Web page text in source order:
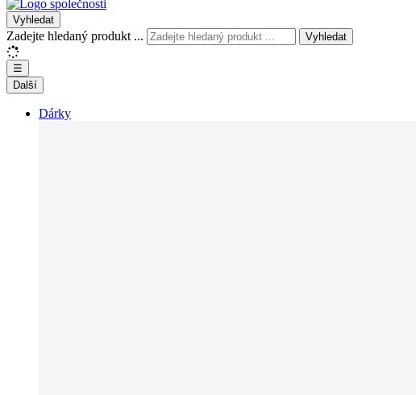
Vyhledat
Zadejte hledaný produkt ... Vyhledat
☰
Další
Dárky